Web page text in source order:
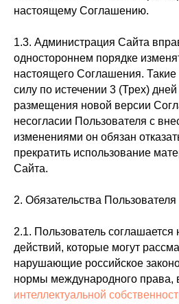
настоящему Соглашению.
1.3. Администрация Сайта
одностороннем порядке
настоящего Соглашения.
силу по истечении 3 (Трех)
размещения новой версии
несогласии Пользователя с
изменениями он обязан
прекратить использование
Сайта.
2. Обязательства Пользователя
2.1. Пользователь
действий, которые могут
нарушающие российское
нормы международного права,
интеллектуальной